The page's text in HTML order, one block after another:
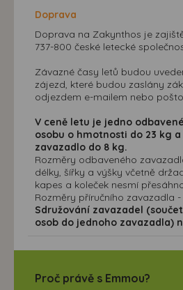
Doprava
Doprava na Zakynthos je
737-800 české letecké
Závazné časy letů budou
zájezd, které budou zaslány
odjezdem e-mailem nebo
V ceně letu je jedno
osobu o hmotnosti do 23 kg
zavazadlo do 8 kg.
Rozměry odbaveného
délky, šířky a výšky včetně
kapes a koleček nesmí
Rozměry příručního zavazadla
Sdružování zavazadel
osob do jednoho zavazadla)
Proč právě s Emmou?